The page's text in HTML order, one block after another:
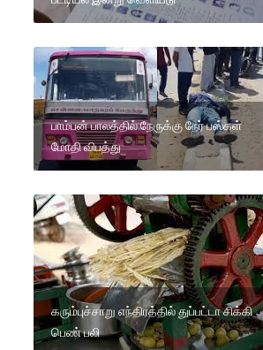
பாம்பன் பாலத்தில் நேருக்கு நேர் பஸ்கள்
மோதி விபத்து
கரும்புச்சாறு எந்திரத்தில் துப்பட்டா சிக்கி
பெண் பலி